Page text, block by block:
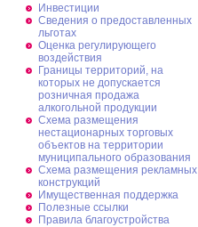
Инвестиции
Сведения о предоставленных
льготах
Оценка регулирующего
воздействия
Границы территорий, на
которых не допускается
розничная продажа
алкогольной продукции
Схема размещения
нестационарных торговых
объектов на территории
муниципального образования
Схема размещения рекламных
конструкций
Имущественная поддержка
Полезные ссылки
Правила благоустройства